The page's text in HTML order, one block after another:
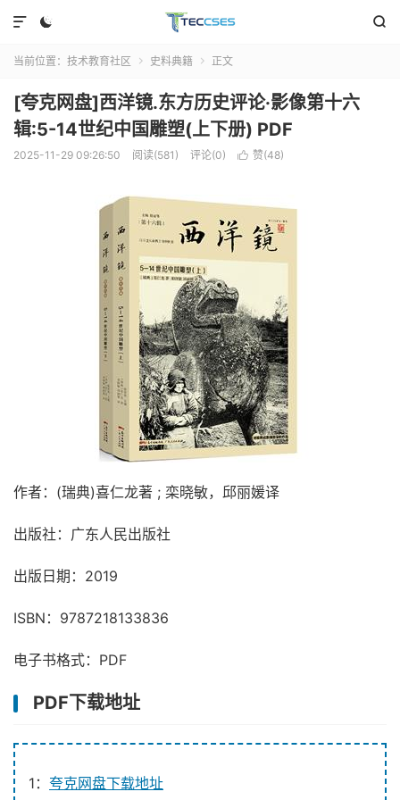
 

当前位置： 技术教育社区  史料典籍  正文
[夸克网盘]西洋镜.东方历史评论·影像第十六
辑:5-14世纪中国雕塑(上下册) PDF
2025-11-29 09:26:50 阅读(581) 评论(0)  赞(48)
作者：(瑞典)喜仁龙著 ; 栾晓敏，邱丽媛译
出版社：广东人民出版社
出版日期：2019
ISBN：9787218133836
电子书格式：PDF
PDF下载地址
1： 夸克网盘下载地址